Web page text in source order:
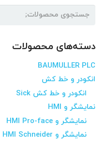
جستجو
دسته‌های محصولات
BAUMULLER PLC
انکودر و خط کش
انکودر و خط کش Sick
نمایشگر و HMI
نمایشگر و HMI Pro-face
نمایشگر و HMI Schneider